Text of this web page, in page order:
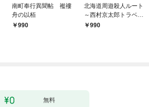
南町奉行異聞帖 襤褸
舟の以栢
990
北海道周遊殺人ルート
～西村京太郎トラベル
ミステリー・セレクシ
990
無料